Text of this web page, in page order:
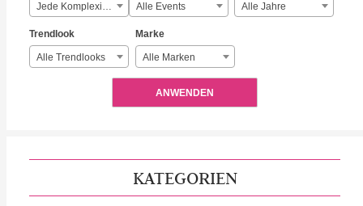
Jede Komplexität Alle Events Alle Jahre
Trendlook
Alle Trendlooks
Marke
Alle Marken
ANWENDEN
KATEGORIEN